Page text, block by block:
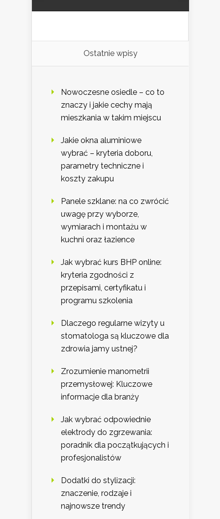
Ostatnie wpisy
Nowoczesne osiedle – co to
znaczy i jakie cechy mają
mieszkania w takim miejscu
Jakie okna aluminiowe
wybrać – kryteria doboru,
parametry techniczne i
koszty zakupu
Panele szklane: na co zwrócić
uwagę przy wyborze,
wymiarach i montażu w
kuchni oraz łazience
Jak wybrać kurs BHP online:
kryteria zgodności z
przepisami, certyfikatu i
programu szkolenia
Dlaczego regularne wizyty u
stomatologa są kluczowe dla
zdrowia jamy ustnej?
Zrozumienie manometrii
przemysłowej: Kluczowe
informacje dla branży
Jak wybrać odpowiednie
elektrody do zgrzewania:
poradnik dla początkujących i
profesjonalistów
Dodatki do stylizacji:
znaczenie, rodzaje i
najnowsze trendy